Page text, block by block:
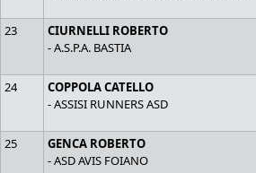
23
CIURNELLI ROBERTO
- A.S.P.A. BASTIA
24
COPPOLA CATELLO
- ASSISI RUNNERS ASD
25
GENCA ROBERTO
- ASD AVIS FOIANO